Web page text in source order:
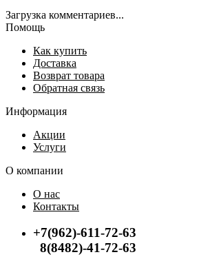
Загрузка комментариев...
Помощь
Как купить
Доставка
Возврат товара
Обратная связь
Информация
Акции
Услуги
О компании
О нас
Контакты
+7(962)-611-72-63
8(8482)-41-72-63